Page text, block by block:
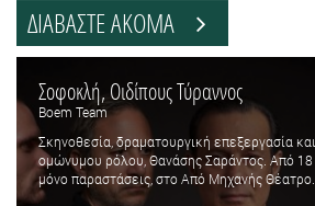
ΔΙΑΒΑΣΤΕ ΑΚΟΜΑ
Σοφοκλή, Οιδίπους Τύραννος
Boem Team
Σκηνοθεσία, δραματουργική επεξεργασία
ομώνυμου ρόλου, Θανάσης Σαράντος. Από 18
μόνο παραστάσεις, στο Από Μηχανής